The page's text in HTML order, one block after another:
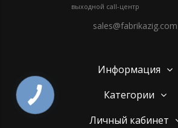
выходной call-центр
sales@fabrikazig.com
Информация
Категории
Личный кабинет